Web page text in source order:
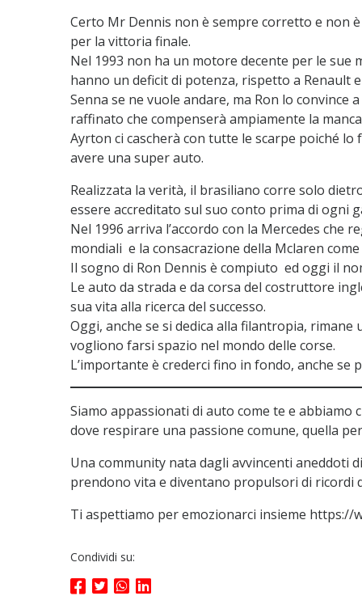
Certo Mr Dennis non è sempre corretto e non
per la vittoria finale.
Nel 1993 non ha un motore decente per le sue
hanno un deficit di potenza, rispetto a Renault
Senna se ne vuole andare, ma Ron lo
raffinato che compenserà ampiamente la
Ayrton ci cascherà con tutte le scarpe poiché
avere una super auto.
Realizzata la verità, il brasiliano corre solo
essere accreditato sul suo conto prima di ogni
Nel 1996 arriva l’accordo con la Mercedes che
mondiali e la consacrazione della Mclaren
Il sogno di Ron Dennis è compiuto ed oggi il
Le auto da strada e da corsa del costruttore
sua vita alla ricerca del successo.
Oggi, anche se si dedica alla filantropia,
vogliono farsi spazio nel mondo delle corse.
L’importante è crederci fino in fondo, anche se
Siamo appassionati di auto come te e
dove respirare una passione comune, quella
Una community nata dagli avvincenti aneddoti
prendono vita e diventano propulsori di ricordi
Ti aspettiamo per emozionarci insieme
Condividi su: